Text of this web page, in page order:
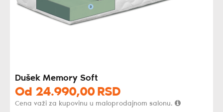
Dušek Memory Soft
Od 24.990,00 RSD
Cena važi za kupovinu u maloprodajnom salonu.